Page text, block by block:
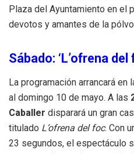
Plaza del Ayuntamiento en el
devotos y amantes de la
Sábado: ‘L’ofrena del
La programación arrancará en
al domingo 10 de mayo. A las
Caballer disparará un gran
titulado L’ofrena del foc. Con
23 segundos, el espectáculo